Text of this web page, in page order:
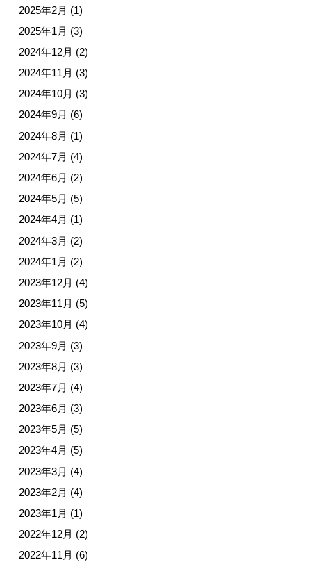
2025年2月 (1)
2025年1月 (3)
2024年12月 (2)
2024年11月 (3)
2024年10月 (3)
2024年9月 (6)
2024年8月 (1)
2024年7月 (4)
2024年6月 (2)
2024年5月 (5)
2024年4月 (1)
2024年3月 (2)
2024年1月 (2)
2023年12月 (4)
2023年11月 (5)
2023年10月 (4)
2023年9月 (3)
2023年8月 (3)
2023年7月 (4)
2023年6月 (3)
2023年5月 (5)
2023年4月 (5)
2023年3月 (4)
2023年2月 (4)
2023年1月 (1)
2022年12月 (2)
2022年11月 (6)